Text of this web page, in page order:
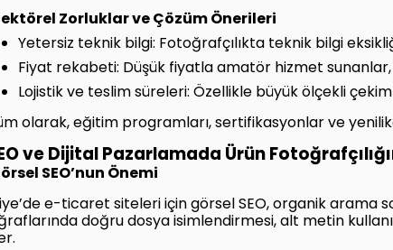
Zorluklar ve Çözüm Önerileri
Yetersiz teknik bilgi: Fotoğrafçılıkta teknik bilgi
Fiyat rekabeti: Düşük fiyatla amatör hizmet
Lojistik ve teslim süreleri: Özellikle büyük ölçekli
olarak, eğitim programları, sertifikasyonlar ve
ve Dijital Pazarlamada Ürün
SEO’nun Önemi
e-ticaret siteleri için görsel SEO, organik arama
doğru dosya isimlendirmesi, alt metin